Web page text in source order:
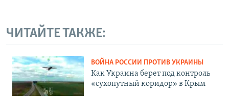
ЧИТАЙТЕ ТАКЖЕ:
ВОЙНА РОССИИ ПРОТИВ УКРАИНЫ
Как Украина берет под контроль
«сухопутный коридор» в Крым